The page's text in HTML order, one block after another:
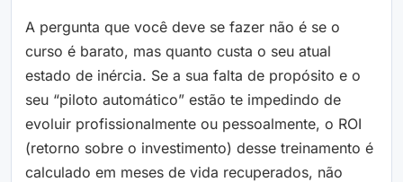
A pergunta que você deve se fazer não é se o
curso é barato, mas quanto custa o seu atual
estado de inércia. Se a sua falta de propósito e o
seu “piloto automático” estão te impedindo de
evoluir profissionalmente ou pessoalmente, o ROI
(retorno sobre o investimento) desse treinamento é
calculado em meses de vida recuperados, não